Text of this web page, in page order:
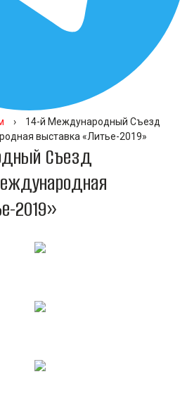
›
14-й Международный Съезд
выставка «Литье-2019»
2019»